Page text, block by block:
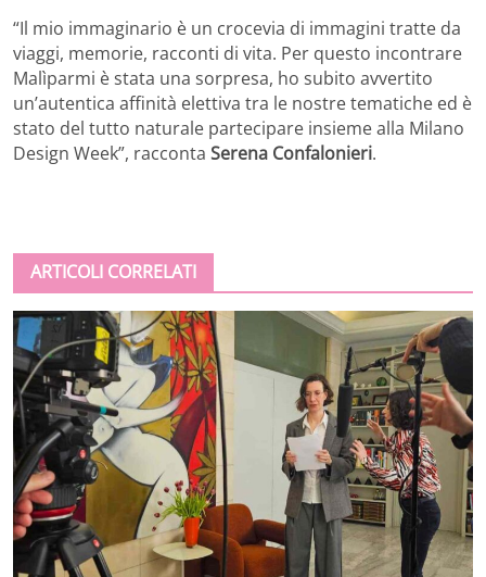
“Il mio immaginario è un crocevia di immagini tratte da
viaggi, memorie, racconti di vita. Per questo incontrare
Malìparmi è stata una sorpresa, ho subito avvertito
un’autentica affinità elettiva tra le nostre tematiche ed è
stato del tutto naturale partecipare insieme alla Milano
Design Week”, racconta Serena Confalonieri.
ARTICOLI CORRELATI